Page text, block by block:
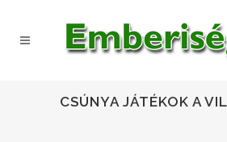
CSÚNYA JÁTÉKOK A